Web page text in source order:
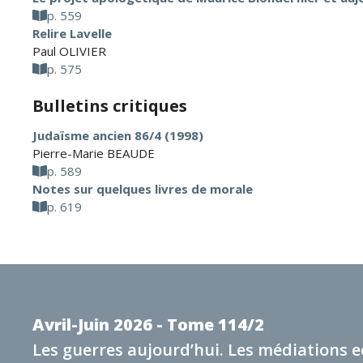
p. 559
Relire Lavelle
Paul OLIVIER
p. 575
Bulletins critiques
Judaïsme ancien 86/4 (1998)
Pierre-Marie BEAUDE
p. 589
Notes sur quelques livres de morale
p. 619
Avril-Juin 2026 - Tome 114/2
Les guerres aujourd’hui. Les médiations